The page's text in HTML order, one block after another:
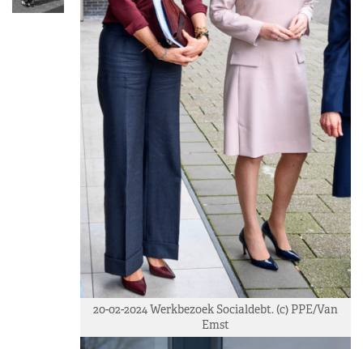
20-02-2024 Werkbezoek Socialdebt. (c) PPE/Van
Emst